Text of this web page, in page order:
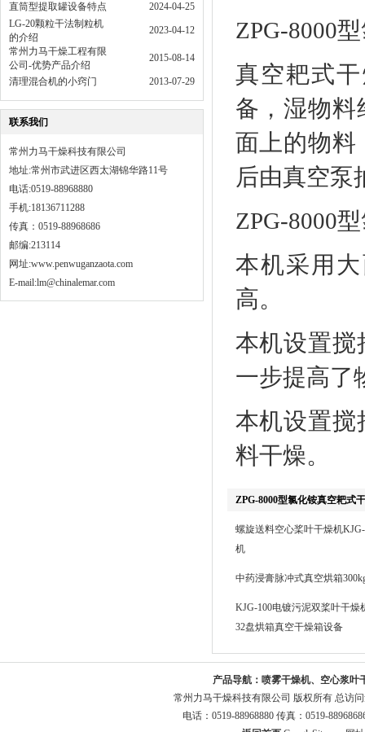
直筒型提取罐设备特点
2024-04-25
LG-20颗粒干法制粒机
的介绍
2023-04-12
常州力马干燥工程有限
公司-优势产品介绍
2015-08-14
清理混合机的小窍门 2013-07-29
联系我们
常州力马干燥科技有限公司
地址:常州市武进区西太湖锦华路11号
电话:0519-88968880
手机:18136711288
传真：0519-88968686
邮编:213114
网址:www.penwuganzaota.com
E-mail:lm@chinalemar.com
ZPG-8000
真空耙式
备，湿物料
面上的物料
后由真空泵
ZPG-8000
本机采用
高。
本机设置搅
一步提高了
本机设置搅
料干燥。
ZPG-8000型氯化铵真空耙式
螺旋送料空心桨叶干燥机
机
中药浸膏脉冲式真空烘箱
KJG-100电镀污泥双桨叶干燥
32盘烘箱真空干燥箱设备
产品导航： 喷雾干燥机、空心浆叶
常州力马干燥科技有限公司 版权所有 总访
电话：0519-88968880 传真：0519-